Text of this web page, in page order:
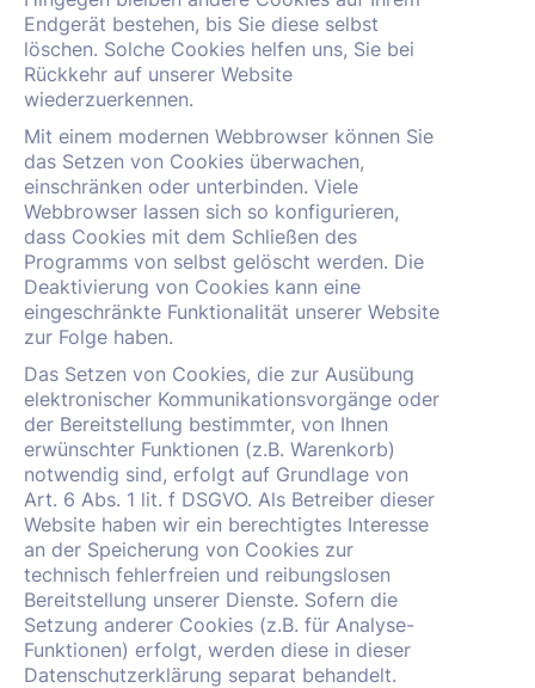
Endgerät bestehen, bis Sie diese selbst
löschen. Solche Cookies helfen uns, Sie bei
Rückkehr auf unserer Website
wiederzuerkennen.
Mit einem modernen Webbrowser können Sie
das Setzen von Cookies überwachen,
einschränken oder unterbinden. Viele
Webbrowser lassen sich so konfigurieren,
dass Cookies mit dem Schließen des
Programms von selbst gelöscht werden. Die
Deaktivierung von Cookies kann eine
eingeschränkte Funktionalität unserer Website
zur Folge haben.
Das Setzen von Cookies, die zur Ausübung
elektronischer Kommunikationsvorgänge oder
der Bereitstellung bestimmter, von Ihnen
erwünschter Funktionen (z.B. Warenkorb)
notwendig sind, erfolgt auf Grundlage von
Art. 6 Abs. 1 lit. f DSGVO. Als Betreiber dieser
Website haben wir ein berechtigtes Interesse
an der Speicherung von Cookies zur
technisch fehlerfreien und reibungslosen
Bereitstellung unserer Dienste. Sofern die
Setzung anderer Cookies (z.B. für Analyse-
Funktionen) erfolgt, werden diese in dieser
Datenschutzerklärung separat behandelt.